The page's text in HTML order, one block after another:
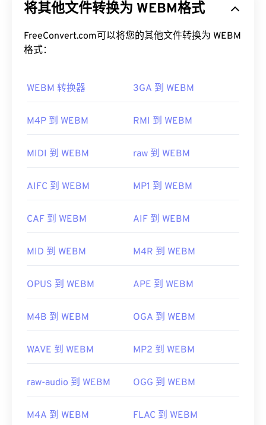
它支持章节、字幕、副标题、元数据标签、流媒体、
WEBM 使用VP8或VP9编解码器压缩视频流，使用
Vorbis
如何打开 WEBM 文件？
上打开 WEBM 文件。其他适合打开 WEBM 的播放器
和适用于 Mac OS X 操作系统的Elmedia
独安装编解码器 。不过，大多数浏览器都支持
开发者： Google
CoreCodec, Inc。
有用的链接：
https://en.wikipedia.org/wiki/WebM
将其他文件转换为 WEBM格式
FreeConvert.com可以将您的其他文件转换为 WEBM
格式：
WEBM 转换器 3GA 到 WEBM
M4P 到 WEBM RMI 到 WEBM
MIDI 到 WEBM raw 到 WEBM
AIFC 到 WEBM MP1 到 WEBM
CAF 到 WEBM AIF 到 WEBM
MID 到 WEBM M4R 到 WEBM
OPUS 到 WEBM APE 到 WEBM
M4B 到 WEBM OGA 到 WEBM
WAVE 到 WEBM MP2 到 WEBM
raw-audio 到 WEBM OGG 到 WEBM
M4A 到 WEBM FLAC 到 WEBM